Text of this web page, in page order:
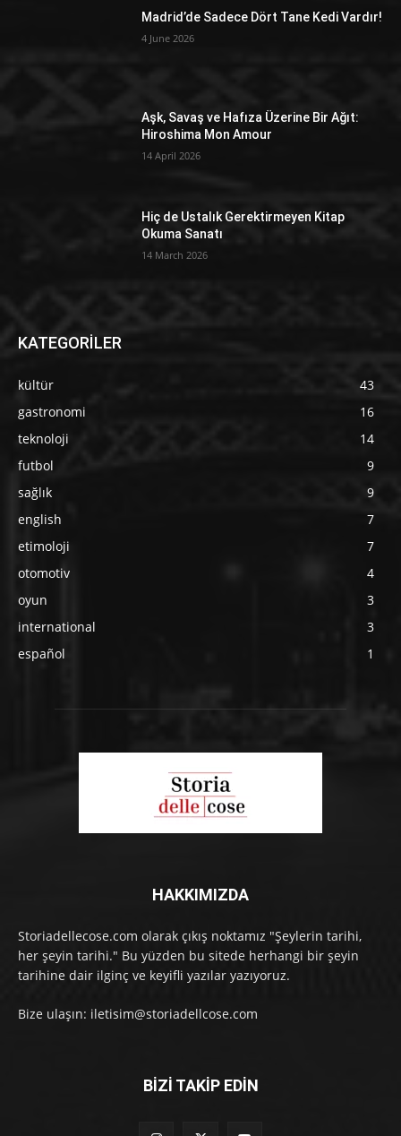
Madrid’de Sadece Dört Tane Kedi Vardır!
4 June 2026
Aşk, Savaş ve Hafıza Üzerine Bir Ağıt:
Hiroshima Mon Amour
14 April 2026
Hiç de Ustalık Gerektirmeyen Kitap
Okuma Sanatı
14 March 2026
KATEGORİLER
kültür
43
gastronomi
16
teknoloji
14
futbol
9
sağlık
9
english
7
etimoloji
7
otomotiv
4
oyun
3
international
3
español
1
HAKKIMIZDA
Storiadellecose.com olarak çıkış noktamız "Şeylerin tarihi,
her şeyin tarihi." Bu yüzden bu sitede herhangi bir şeyin
tarihine dair ilginç ve keyifli yazılar yazıyoruz.
Bize ulaşın: iletisim@storiadellcose.com
BİZİ TAKİP EDİN